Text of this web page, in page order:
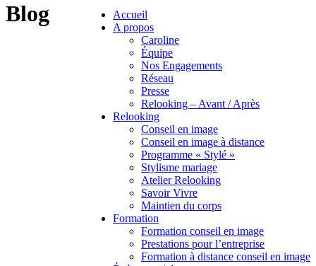
Accueil
A propos
Caroline
Équipe
Nos Engagements
Réseau
Presse
Relooking – Avant / Après
Relooking
Conseil en image
Conseil en image à distance
Programme « Stylé »
Stylisme mariage
Atelier Relooking
Savoir Vivre
Maintien du corps
Formation
Formation conseil en image
Prestations pour l’entreprise
Formation à distance conseil en image
Blog